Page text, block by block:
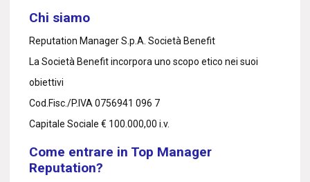
Chi siamo
Reputation Manager S.p.A. Società Benefit
La Società Benefit incorpora uno scopo etico nei suoi
obiettivi
Cod.Fisc./P.IVA 0756941 096 7
Capitale Sociale € 100.000,00 i.v.
Come entrare in Top Manager
Reputation?